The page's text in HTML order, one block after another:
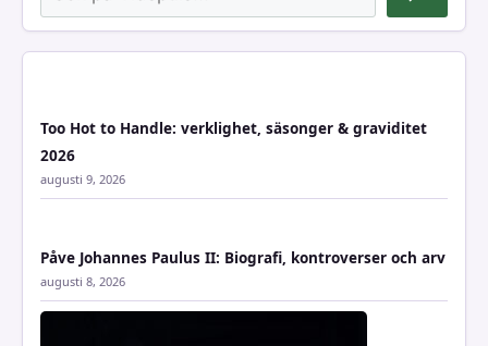
Too Hot to Handle: verklighet, säsonger & graviditet
2026
augusti 9, 2026
Påve Johannes Paulus II: Biografi, kontroverser och arv
augusti 8, 2026